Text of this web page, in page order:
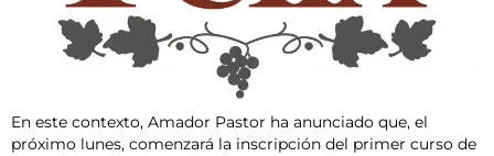
En este contexto, Amador Pastor ha anunciado que, el
próximo lunes, comenzará la inscripción del primer curso de